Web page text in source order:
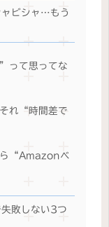
ャビシャ…もう
って思ってな
れ“時間差で
ら“Amazonベ
敗しない3つ